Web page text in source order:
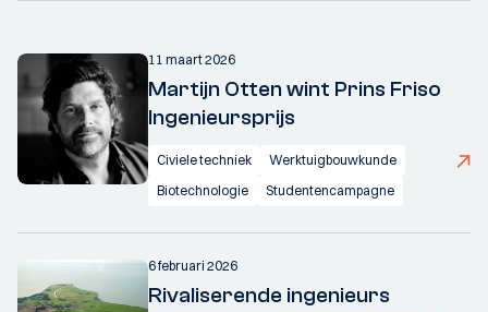
11 maart 2026
Martijn Otten wint Prins Friso
Ingenieursprijs
Civiele techniek
Werktuigbouwkunde
Biotechnologie
Studentencampagne
6 februari 2026
Rivaliserende ingenieurs